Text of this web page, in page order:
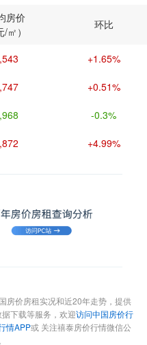
房价
/㎡）
环比
+1.65%
+0.51%
-0.3%
+4.99%
房价房租实况和近20年走势，提供
下载等服务，欢迎访问中国房价行
情APP或 关注禧泰房价行情微信公